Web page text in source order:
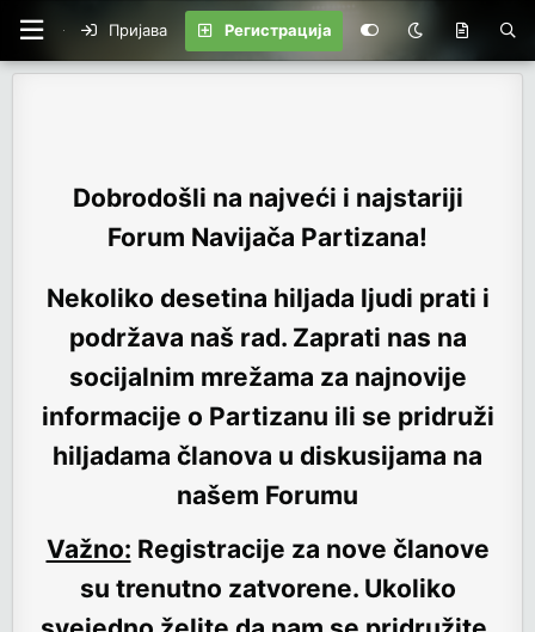
Пријава Регистрација
Dobrodošli na najveći i najstariji
Forum Navijača Partizana!
Nekoliko desetina hiljada ljudi prati i
podržava naš rad. Zaprati nas na
socijalnim mrežama za najnovije
informacije o Partizanu ili se pridruži
hiljadama članova u diskusijama na
našem Forumu
Važno: Registracije za nove članove
su trenutno zatvorene. Ukoliko